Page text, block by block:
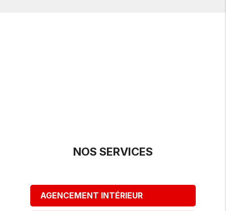
NOS SERVICES
AGENCEMENT INTÉRIEUR